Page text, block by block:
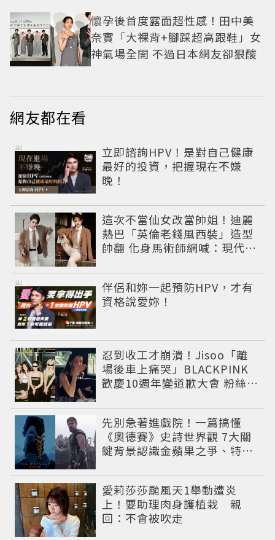
懷孕後首度露面超性感！田中美
奈實「大裸背+腳踩超高跟鞋」女
神氣場全開 不過日本網友卻狠酸
網友都在看
立即諮詢HPV！是對自己健康
最好的投資，把握現在不嫌
晚！
PR
這次不當仙女改當帥姐！迪麗
熱巴「英倫老錢風西裝」造型
帥翻 化身馬術師網喊：現代版
伴侶和妳一起預防HPV，才有
資格說愛妳！
PR
忍到收工才崩潰！Jisoo「離
場後車上痛哭」BLACKPINK
歡慶10週年變道歉大會 粉絲看
先別急著進戲院！一篇搞懂
《奧德賽》史詩世界觀 7大關
鍵背景認識金蘋果之爭、特洛
愛莉莎莎颱風天1舉動遭炎
上！要助理肉身護植栽 親
回：不會被吹走